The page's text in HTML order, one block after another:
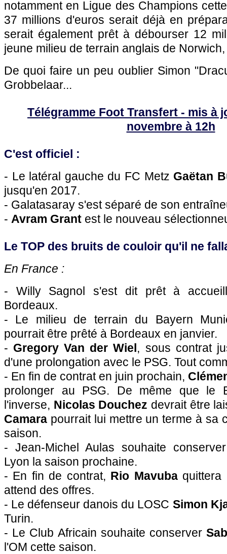
notamment en Ligue des Champions
37 millions d'euros serait déjà en
serait également prêt à débourser 12
jeune milieu de terrain anglais de
De quoi faire un peu oublier Simon
Grobbelaar...
Télégramme Foot Transfert - mis à
novembre à 12h
C'est officiel :
- Le latéral gauche du FC Metz Gaëtan
jusqu'en 2017.
- Galatasaray s'est séparé de son
- Avram Grant est le nouveau
Le TOP des bruits de couloir qu'il ne
En France :
- Willy Sagnol s'est dit prêt à
Bordeaux.
- Le milieu de terrain du Bayern
pourrait être prêté à Bordeaux en janvier.
- Gregory Van der Wiel, sous contrat
d'une prolongation avec le PSG. Tout
- En fin de contrat en juin prochain,
prolonger au PSG. De même que le
l'inverse, Nicolas Douchez devrait être
Camara pourrait lui mettre un terme à sa
saison.
- Jean-Michel Aulas souhaite
Lyon la saison prochaine.
- En fin de contrat, Rio Mavubaquittera
attend des offres.
- Le défenseur danois du LOSC Simon
Turin.
- Le Club Africain souhaite conserver
l'OM cette saison.